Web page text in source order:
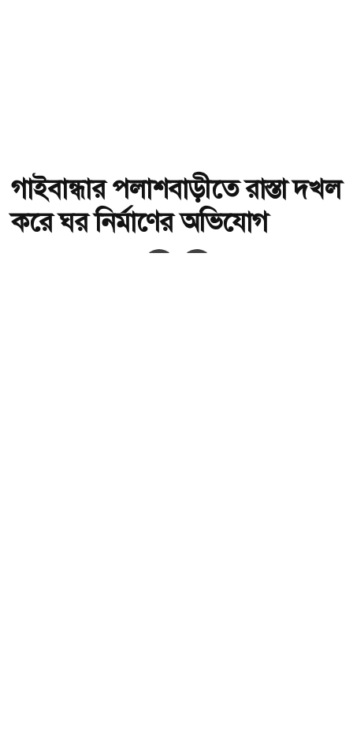
গাইবান্ধার পলাশবাড়ীতে রাস্তা দখল
করে ঘর নির্মাণের অভিযোগ